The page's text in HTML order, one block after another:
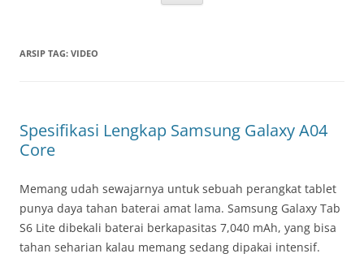
ARSIP TAG: VIDEO
Spesifikasi Lengkap Samsung Galaxy A04
Core
Memang udah sewajarnya untuk sebuah perangkat tablet
punya daya tahan baterai amat lama. Samsung Galaxy Tab
S6 Lite dibekali baterai berkapasitas 7,040 mAh, yang bisa
tahan seharian kalau memang sedang dipakai intensif.